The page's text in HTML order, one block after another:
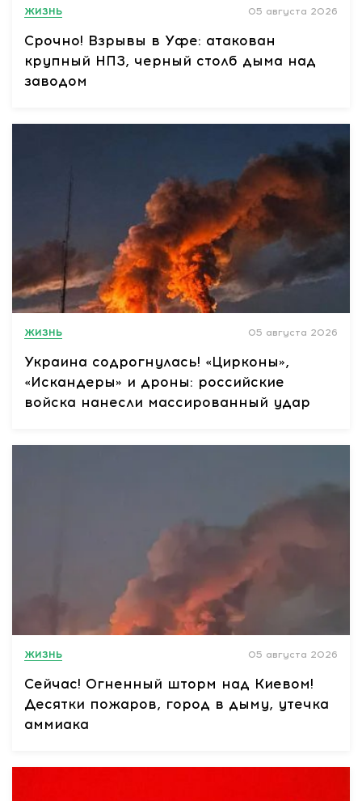
ЖИЗНЬ 05 августа 2026
Срочно! Взрывы в Уфе: атакован
крупный НПЗ, черный столб дыма над
заводом
ЖИЗНЬ 05 августа 2026
Украина содрогнулась! «Цирконы»,
«Искандеры» и дроны: российские
войска нанесли массированный удар
ЖИЗНЬ 05 августа 2026
Сейчас! Огненный шторм над Киевом!
Десятки пожаров, город в дыму, утечка
аммиака